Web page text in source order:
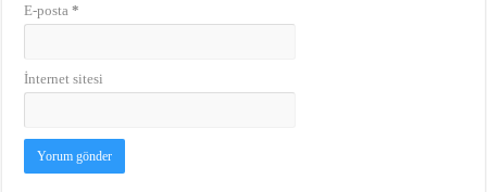
E-posta*
İnternet sitesi